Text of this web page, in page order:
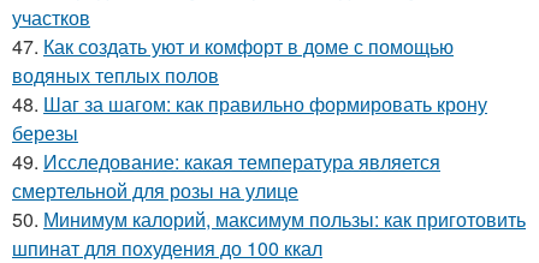
участков
47. Как создать уют и комфорт в доме с помощью
водяных теплых полов
48. Шаг за шагом: как правильно формировать крону
березы
49. Исследование: какая температура является
смертельной для розы на улице
50. Минимум калорий, максимум пользы: как приготовить
шпинат для похудения до 100 ккал